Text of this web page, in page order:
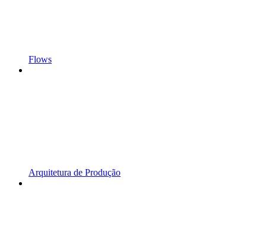
Flows
Arquitetura de Produção